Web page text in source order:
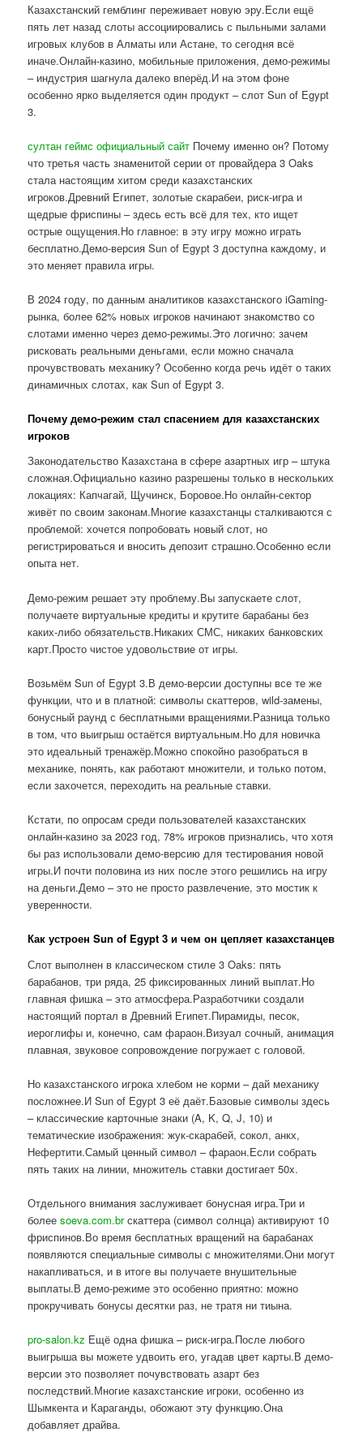
Казахстанский гемблинг переживает новую эру.Если ещё
пять лет назад слоты ассоциировались с пыльными залами
игровых клубов в Алматы или Астане, то сегодня всё
иначе.Онлайн-казино, мобильные приложения, демо-режимы
– индустрия шагнула далеко вперёд.И на этом фоне
особенно ярко выделяется один продукт – слот Sun of Egypt
3.
султан геймс официальный сайт Почему именно он? Потому
что третья часть знаменитой серии от провайдера 3 Oaks
стала настоящим хитом среди казахстанских
игроков.Древний Египет, золотые скарабеи, риск-игра и
щедрые фриспины – здесь есть всё для тех, кто ищет
острые ощущения.Но главное: в эту игру можно играть
бесплатно.Демо-версия Sun of Egypt 3 доступна каждому, и
это меняет правила игры.
В 2024 году, по данным аналитиков казахстанского iGaming-
рынка, более 62% новых игроков начинают знакомство со
слотами именно через демо-режимы.Это логично: зачем
рисковать реальными деньгами, если можно сначала
прочувствовать механику? Особенно когда речь идёт о таких
динамичных слотах, как Sun of Egypt 3.
Почему демо-режим стал спасением для казахстанских
игроков
Законодательство Казахстана в сфере азартных игр – штука
сложная.Официально казино разрешены только в нескольких
локациях: Капчагай, Щучинск, Боровое.Но онлайн-сектор
живёт по своим законам.Многие казахстанцы сталкиваются с
проблемой: хочется попробовать новый слот, но
регистрироваться и вносить депозит страшно.Особенно если
опыта нет.
Демо-режим решает эту проблему.Вы запускаете слот,
получаете виртуальные кредиты и крутите барабаны без
каких-либо обязательств.Никаких СМС, никаких банковских
карт.Просто чистое удовольствие от игры.
Возьмём Sun of Egypt 3.В демо-версии доступны все те же
функции, что и в платной: символы скаттеров, wild-замены,
бонусный раунд с бесплатными вращениями.Разница только
в том, что выигрыш остаётся виртуальным.Но для новичка
это идеальный тренажёр.Можно спокойно разобраться в
механике, понять, как работают множители, и только потом,
если захочется, переходить на реальные ставки.
Кстати, по опросам среди пользователей казахстанских
онлайн-казино за 2023 год, 78% игроков признались, что хотя
бы раз использовали демо-версию для тестирования новой
игры.И почти половина из них после этого решились на игру
на деньги.Демо – это не просто развлечение, это мостик к
уверенности.
Как устроен Sun of Egypt 3 и чем он цепляет казахстанцев
Слот выполнен в классическом стиле 3 Oaks: пять
барабанов, три ряда, 25 фиксированных линий выплат.Но
главная фишка – это атмосфера.Разработчики создали
настоящий портал в Древний Египет.Пирамиды, песок,
иероглифы и, конечно, сам фараон.Визуал сочный, анимация
плавная, звуковое сопровождение погружает с головой.
Но казахстанского игрока хлебом не корми – дай механику
посложнее.И Sun of Egypt 3 её даёт.Базовые символы здесь
– классические карточные знаки (A, K, Q, J, 10) и
тематические изображения: жук-скарабей, сокол, анкх,
Нефертити.Самый ценный символ – фараон.Если собрать
пять таких на линии, множитель ставки достигает 50x.
Отдельного внимания заслуживает бонусная игра.Три и
болееsoeva.com.brскаттера (символ солнца) активируют 10
фриспинов.Во время бесплатных вращений на барабанах
появляются специальные символы с множителями.Они могут
накапливаться, и в итоге вы получаете внушительные
выплаты.В демо-режиме это особенно приятно: можно
прокручивать бонусы десятки раз, не тратя ни тиына.
pro-salon.kz Ещё одна фишка – риск-игра.После любого
выигрыша вы можете удвоить его, угадав цвет карты.В демо-
версии это позволяет почувствовать азарт без
последствий.Многие казахстанские игроки, особенно из
Шымкента и Караганды, обожают эту функцию.Она
добавляет драйва.